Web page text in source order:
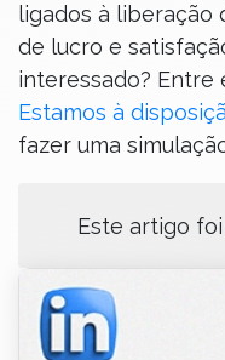
ligados à liberação
de lucro e
interessado? Entre
Estamos à
fazer uma
Este artigo